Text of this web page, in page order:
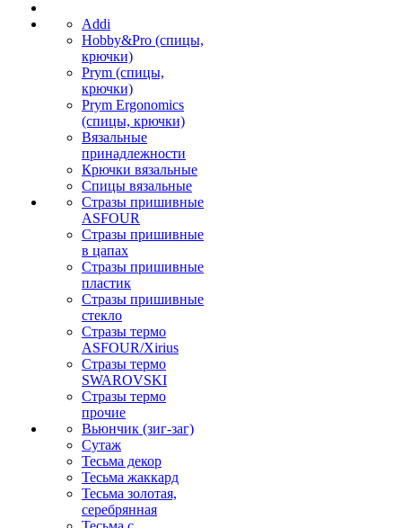
Addi
Hobby&Pro (спицы,
крючки)
Prym (спицы,
крючки)
Prym Ergonomics
(спицы, крючки)
Вязальные
принадлежности
Крючки вязальные
Спицы вязальные
Стразы пришивные
ASFOUR
Стразы пришивные
в цапах
Стразы пришивные
пластик
Стразы пришивные
стекло
Стразы термо
ASFOUR/Xirius
Стразы термо
SWAROVSKI
Стразы термо
прочие
Вьюнчик (зиг-заг)
Сутаж
Тесьма декор
Тесьма жаккард
Тесьма золотая,
серебрянная